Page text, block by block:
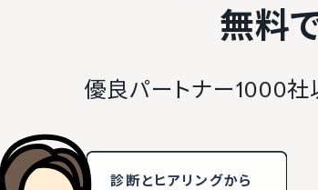
無料
優良パートナー1000
診断と ヒアリングから